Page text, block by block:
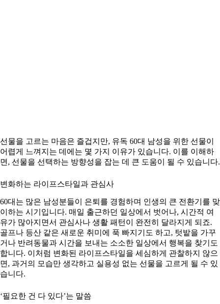
선물을 고르는 마음은 즐겁지만, 유독 60대 남성을 위한 선물이
어렵게 느껴지는 데에는 몇 가지 이유가 있습니다. 이를 이해하
면, 선물을 선택하는 방향성을 잡는 데 큰 도움이 될 수 있습니다.
변화하는 라이프스타일과 관심사
60대는 많은 남성분들이 은퇴를 경험하며 인생의 큰 전환기를 맞
이하는 시기입니다. 매일 출근하던 일상에서 벗어나, 시간적 여
유가 많아지면서 관심사나 생활 패턴이 완전히 달라지게 되죠.
골프나 등산 같은 새로운 취미에 푹 빠지기도 하고, 텃밭을 가꾸
거나 반려동물과 시간을 보내는 소소한 일상에서 행복을 찾기도
합니다. 이처럼 변화된 라이프스타일을 세심하게 관찰하지 않으
면, 과거의 모습만 생각하고 실용성 없는 선물을 고르게 될 수 있
습니다.
‘필요한 건 다 있다’는 말씀